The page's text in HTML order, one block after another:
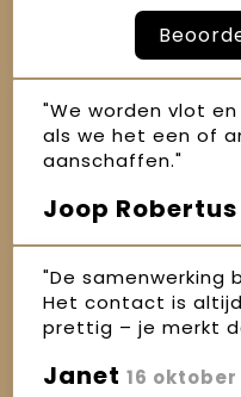
"We worden vlot
als we het een of
aanschaffen."
Joop Robertus
"De samenwerking
Het contact is
prettig – je merkt
Janet 16 oktober